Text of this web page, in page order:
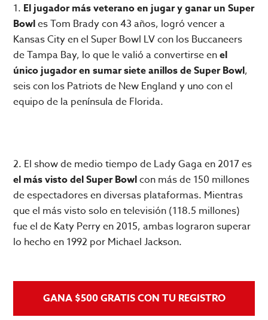
1. El jugador más veterano en jugar y ganar un Super
Bowles Tom Brady con 43 años, logró vencer a
Kansas City en el Super Bowl LV con los Buccaneers
de Tampa Bay, lo que le valió a convertirse enel
único jugador en sumar siete anillos de Super Bowl,
seis con los Patriots de New England y uno con el
equipo de la península de Florida.
2. El show de medio tiempo de Lady Gaga en 2017 es
el más visto del Super Bowlcon más de 150 millones
de espectadores en diversas plataformas. Mientras
que el más visto solo en televisión (118.5 millones)
fue el de Katy Perry en 2015, ambas lograron superar
lo hecho en 1992 por Michael Jackson.
GANA $500 GRATIS CON TU REGISTRO